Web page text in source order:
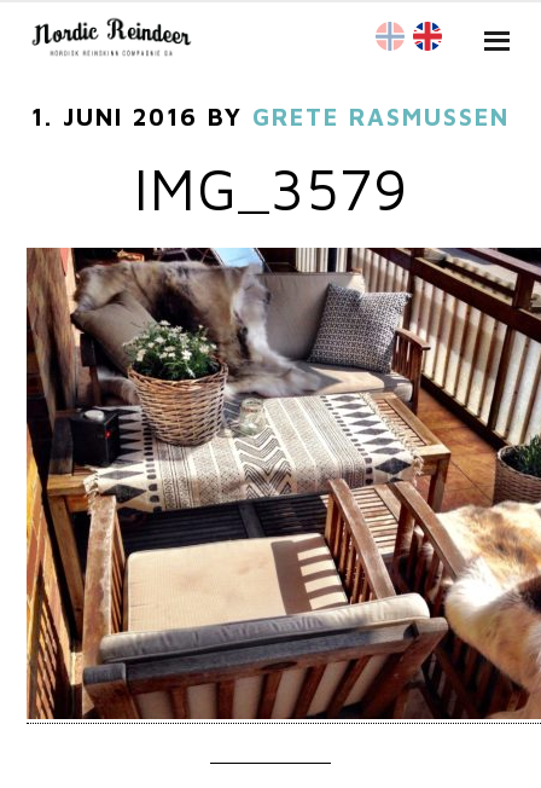
1. JUNI 2016 BY GRETE RASMUSSEN
IMG_3579